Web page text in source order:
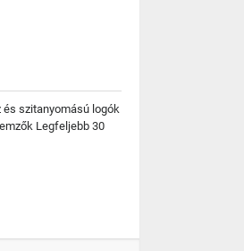
és szitanyomású logók
Legfeljebb 30